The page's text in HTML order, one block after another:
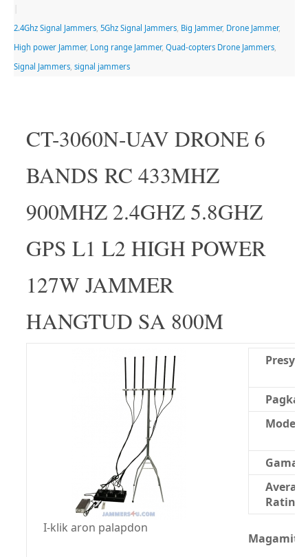
2.4Ghz Signal Jammers, 5Ghz Signal Jammers, Big Jammer, Drone Jammer,
High power Jammer, Long range Jammer, Quad-copters Drone Jammers,
Signal Jammers, signal jammers
CT-3060N-UAV DRONE 6
BANDS RC 433MHZ
900MHZ 2.4GHZ 5.8GHZ
GPS L1 L2 HIGH POWER
127W JAMMER
HANGTUD SA 800M
I-klik aron palapdon
Presyo:
Gama:
Rating:
Magamit